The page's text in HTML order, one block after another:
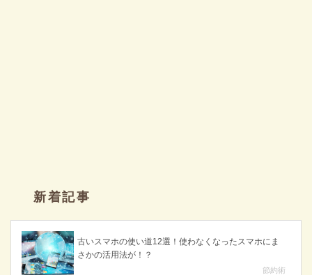
新着記事
古いスマホの使い道12選！使わなくなったスマホにま
さかの活用法が！？
節約術